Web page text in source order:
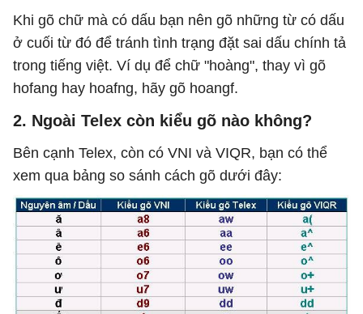
Khi gõ chữ mà có dấu bạn nên gõ những từ có dấu
ở cuối từ đó để tránh tình trạng đặt sai dấu chính tả
trong tiếng việt. Ví dụ để chữ "hoàng", thay vì gõ
hofang hay hoafng, hãy gõ hoangf.
2. Ngoài Telex còn kiểu gõ nào không?
Bên cạnh Telex, còn có VNI và VIQR, bạn có thể
xem qua bảng so sánh cách gõ dưới đây: